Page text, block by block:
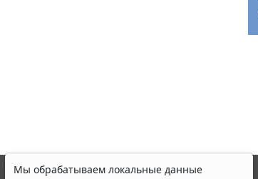
Мы обрабатываем локальные данные